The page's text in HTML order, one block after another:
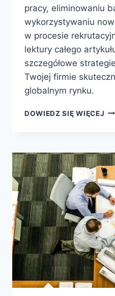
pracy, eliminowaniu
wykorzystywaniu
w procesie
lektury całego
szczegółowe
Twojej firmie
globalnym rynku.
DOWIEDZ SIĘ WIĘCEJ